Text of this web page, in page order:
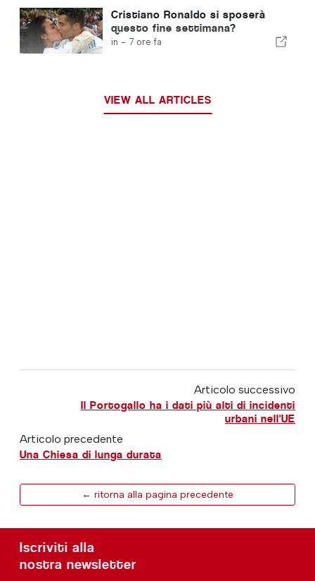
Cristiano Ronaldo si sposerà
questo fine settimana?
in - 7 ore fa
VIEW ALL ARTICLES
Articolo successivo
Il Portogallo ha i dati più alti di incidenti
urbani nell'UE
Articolo precedente
Una Chiesa di lunga durata
← ritorna alla pagina precedente
Iscriviti alla
nostra newsletter